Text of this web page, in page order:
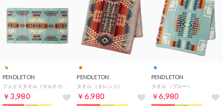
PENDLETON
￥3,980
PENDLETON
タオル （オレンジ）
￥6,980
PENDLETON
タオル （ブルー）
￥6,980